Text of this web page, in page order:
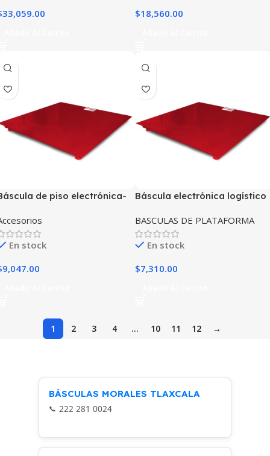
33,059.00
$18,560.00
de piso electrónica-
200g mod. PB-1000
En stock
9,047.00
Báscula electrónica logístico
mod. PB-1000P
BASCULAS DE PLATAFORMA
En stock
$7,310.00
1 2 3 4 … 10 11 12 →
BÁSCULAS MORALES TLAXCALA
222 281 0024